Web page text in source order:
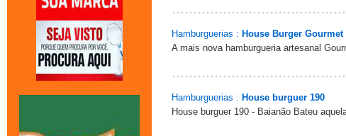
Hamburguerias : House Burger Gourmet
A mais nova hamburgueria artesanal
Hamburguerias : House burguer 190
House burguer 190 - Baianão Bateu